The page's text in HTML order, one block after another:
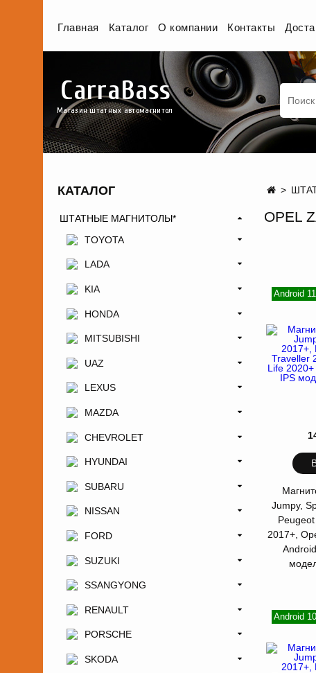
Главная Каталог О компании Контакты
CarraBass
Магазин штатных автомагнитол
OPEL
Android
Jumpy,
2017+,
Android
КАТАЛОГ
ШТАТНЫЕ МАГНИТОЛЫ*
TOYOTA
LADA
KIA
HONDA
MITSUBISHI
UAZ
LEXUS
MAZDA
CHEVROLET
HYUNDAI
SUBARU
NISSAN
FORD
SUZUKI
SSANGYONG
RENAULT
PORSCHE
SKODA